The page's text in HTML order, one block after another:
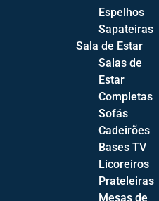
Cadeira
€
A cadeira Setlla
costas altas com
Espelhos
Sapateiras
Sala de Estar
Salas de
Estar
Completas
Sofás
Cadeirões
Bases TV
Licoreiros
Prateleiras
Mesas de